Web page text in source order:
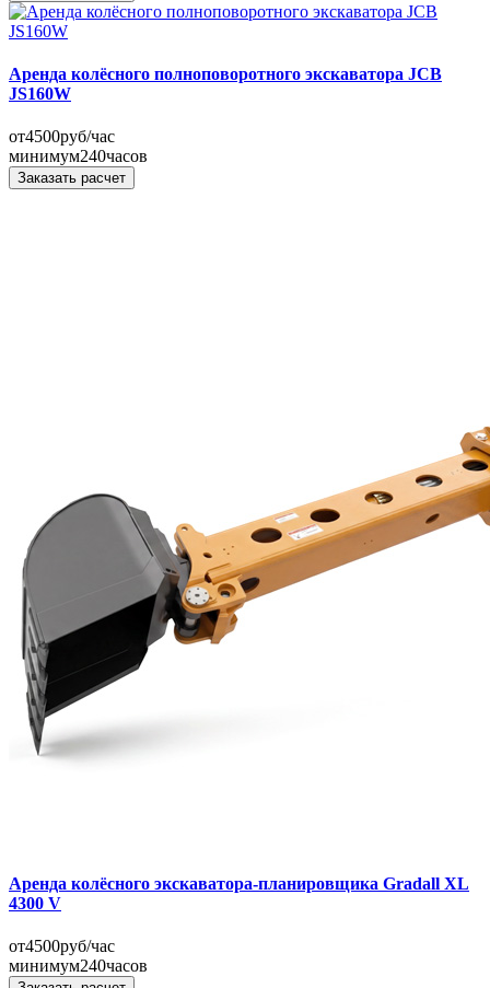
Аренда колёсного полноповоротного экскаватора JCB
JS160W
от4500руб/час
минимум240часов
Заказать расчет
Аренда колёсного экскаватора-планировщика Gradall XL
4300 V
от4500руб/час
минимум240часов